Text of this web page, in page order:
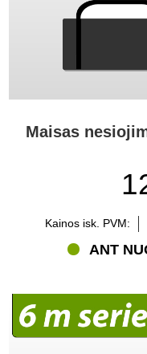
Maisas
Kainos isk. PVM:
ANT